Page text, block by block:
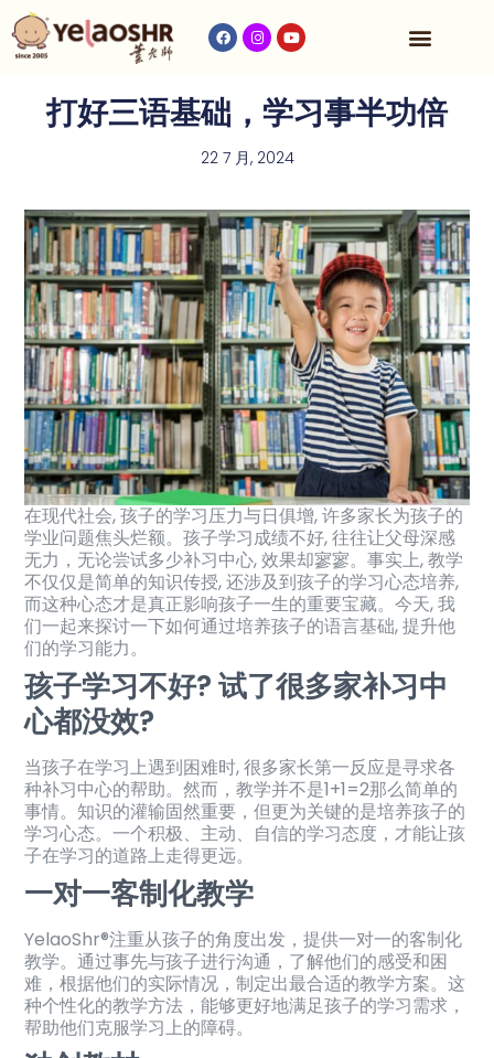
打好三语基础，学习事半功倍
22 7 月, 2024
在现代社会, 孩子的学习压力与日俱增, 许多家长为孩子的
学业问题焦头烂额。孩子学习成绩不好, 往往让父母深感
无力，无论尝试多少补习中心, 效果却寥寥。事实上, 教学
不仅仅是简单的知识传授, 还涉及到孩子的学习心态培养,
而这种心态才是真正影响孩子一生的重要宝藏。今天, 我
们一起来探讨一下如何通过培养孩子的语言基础, 提升他
们的学习能力。
孩子学习不好? 试了很多家补习中
心都没效?
当孩子在学习上遇到困难时, 很多家长第一反应是寻求各
种补习中心的帮助。然而，教学并不是1+1=2那么简单的
事情。知识的灌输固然重要，但更为关键的是培养孩子的
学习心态。一个积极、主动、自信的学习态度，才能让孩
子在学习的道路上走得更远。
一对一客制化教学
YelaoShr®注重从孩子的角度出发，提供一对一的客制化
教学。通过事先与孩子进行沟通，了解他们的感受和困
难，根据他们的实际情况，制定出最合适的教学方案。这
种个性化的教学方法，能够更好地满足孩子的学习需求，
帮助他们克服学习上的障碍。